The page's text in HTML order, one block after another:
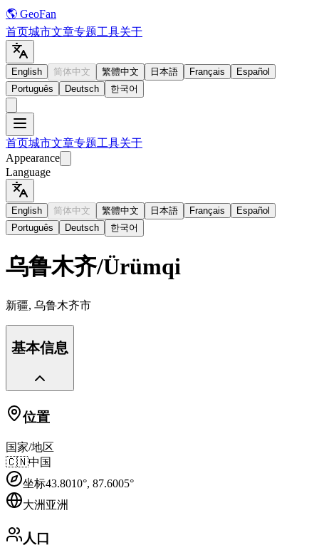
🌎 GeoFan
首页城市文章专题工具关于
English 简体中文 繁體中文 日本語 Français
Español
Português
Deutsch 한국어
首页城市文章专题工具关于
Appearance
Language
English 简体中文 繁體中文 日本語 Français
Español
Português
Deutsch 한국어
乌鲁木齐/Ürümqi
新疆, 乌鲁木齐市
基本信息
位置
国家/地区
🇨🇳中国
坐标43.8010°, 87.6005°
大洲 亚洲
人口